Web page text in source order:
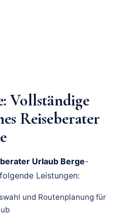
Vollständige
Reiseberater
Urlaub Berge-
Leistungen:
und Routenplanung für